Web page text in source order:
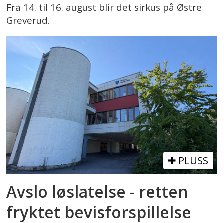
Fra 14. til 16. august blir det sirkus på Østre
Greverud.
PLUSS
Avslo løslatelse - retten
fryktet bevisforspillelse